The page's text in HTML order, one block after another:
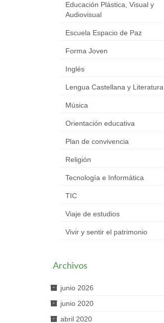
Educación Plástica, Visual y
Audiovisual
Escuela Espacio de Paz
Forma Joven
Inglés
Lengua Castellana y Literatura
Música
Orientación educativa
Plan de convivencia
Religión
Tecnología e Informática
TIC
Viaje de estudios
Vivir y sentir el patrimonio
Archivos
junio 2026
junio 2020
abril 2020